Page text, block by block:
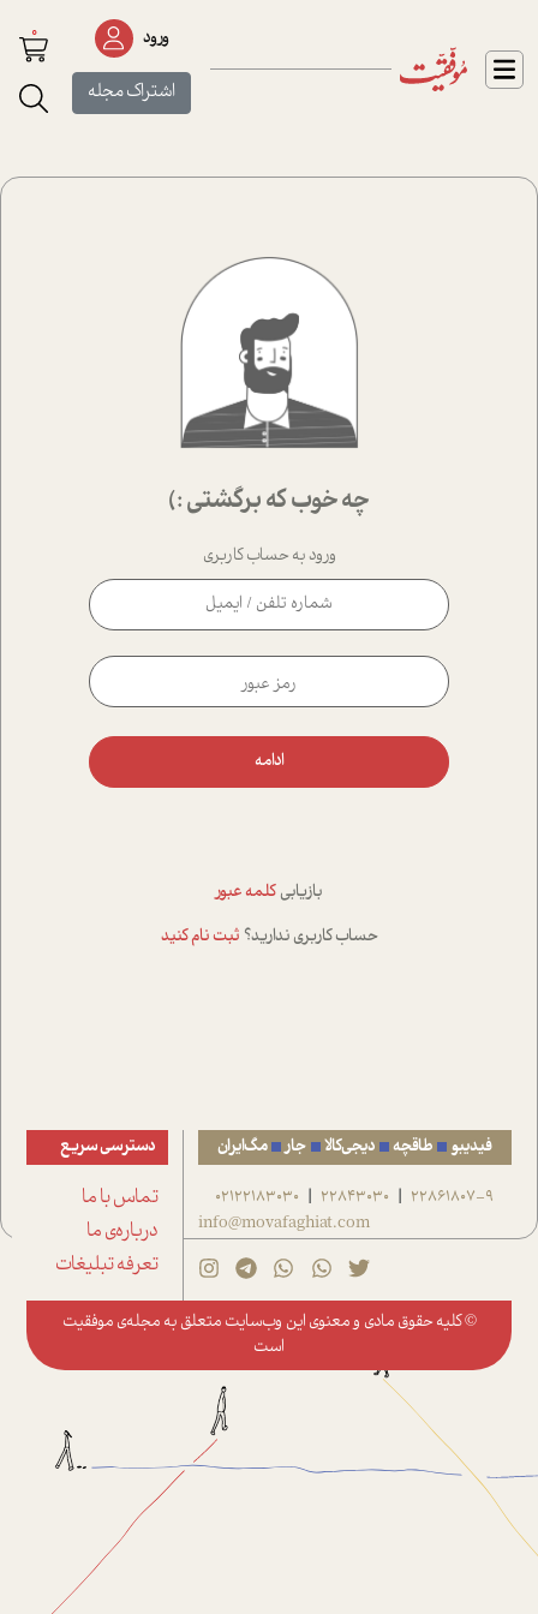
ورود
اشتراک مجله
0
چه خوب که برگشتی :)
ورود به حساب کاربری
ادامه
بازیابی کلمه عبور
حساب کاربری ندارید؟ ثبت نام کنید
فیدیبو طاقچه دیجی‌کالا جار مگ‌ایران
22861807-9
|
22843030
|
02122183030
info@movafaghiat.com
دسترسی سریع
تماس با ما
درباره‌ی ما
تعرفه تبلیغات
© کلیه حقوق مادی و معنوی این وب‌سایت متعلق به مجله‌ی موفقیت
است